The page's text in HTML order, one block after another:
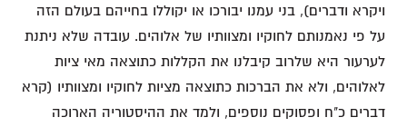
ויקרא ודברים), בני עמנו יבורכו או יקוללו בחייהם בעולם הזה
על פי נאמנותם לחוקיו ומצוותיו של אלוהים. עובדה שלא ניתנת
לערעור היא שלרוב קיבלנו את הקללות כתוצאה מאי ציות
לאלוהים, ולא את הברכות כתוצאה מציות לחוקיו ומצוותיו (קרא
דברים כ"ח ופסוקים נוספים, ולמד את ההיסטוריה הארוכה